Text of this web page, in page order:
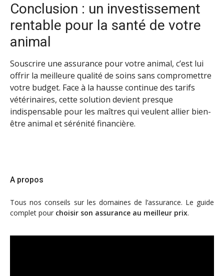
Conclusion : un investissement
rentable pour la santé de votre
animal
Souscrire une assurance pour votre animal, c’est lui
offrir la meilleure qualité de soins sans compromettre
votre budget. Face à la hausse continue des tarifs
vétérinaires, cette solution devient presque
indispensable pour les maîtres qui veulent allier bien-
être animal et sérénité financière.
A propos
Tous nos conseils sur les domaines de l’assurance. Le guide
complet pour choisir son assurance au meilleur prix.